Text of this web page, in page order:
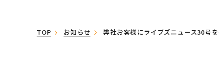
TOP お知らせ 弊社お客様にライブズニュース30号を